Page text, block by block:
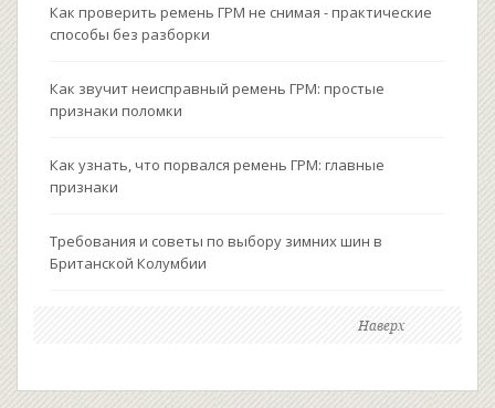
Как проверить ремень ГРМ не снимая - практические
способы без разборки
Как звучит неисправный ремень ГРМ: простые
признаки поломки
Как узнать, что порвался ремень ГРМ: главные
признаки
Требования и советы по выбору зимних шин в
Британской Колумбии
Наверх